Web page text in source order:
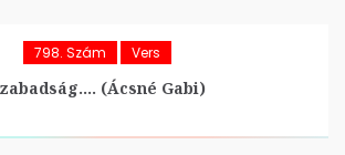
798. Szám Vers
(Ácsné Gabi)